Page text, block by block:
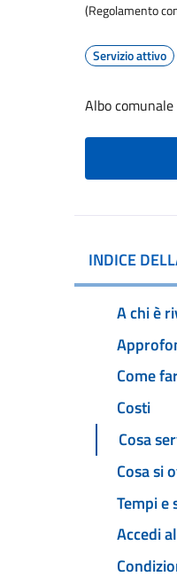
(Regolamento
Servizio attivo
Albo
INDICE
A chi è
Come
Costi
Cosa
Cosa si
Tempi e
Accedi